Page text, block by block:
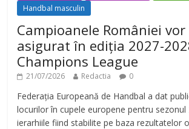
Handbal masculin
Campioanele României
asigurat în ediția 2027-
Champions League
21/07/2026 Redactia 0
Federația Europeană de Handbal a dat
locurilor în cupele europene pentru sezonul
ierarhiile fiind stabilite pe baza rezultatelor